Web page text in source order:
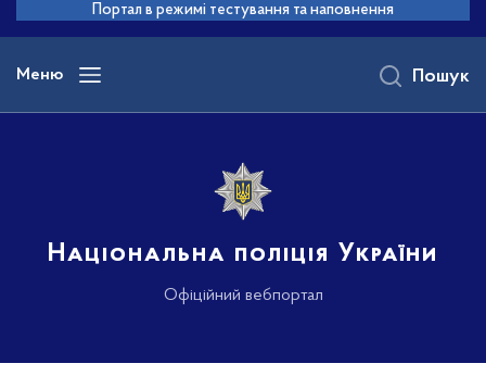
основного
вмісту
Портал в режимі тестування та наповнення
Меню
Національна поліція України
Офіційний вебпортал
Пошук